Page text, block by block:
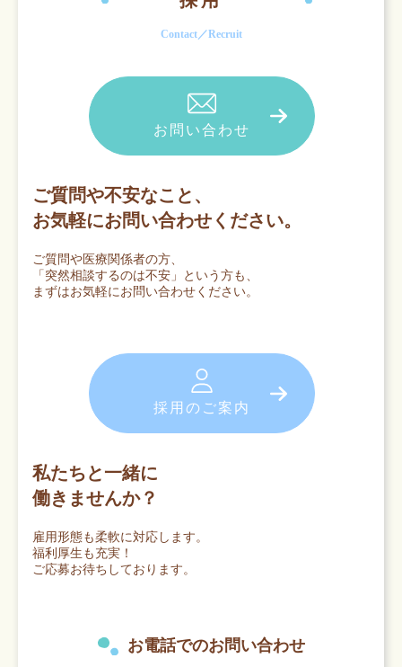
Contact／Recruit
お問い合わせ
ご質問や不安なこと、
お気軽にお問い合わせください。
ご質問や医療関係者の方、
「突然相談するのは不安」という方も、
まずはお気軽にお問い合わせください。
採用のご案内
私たちと一緒に
働きませんか？
雇用形態も柔軟に対応します。
福利厚生も充実！
ご応募お待ちしております。
お電話でのお問い合わせ